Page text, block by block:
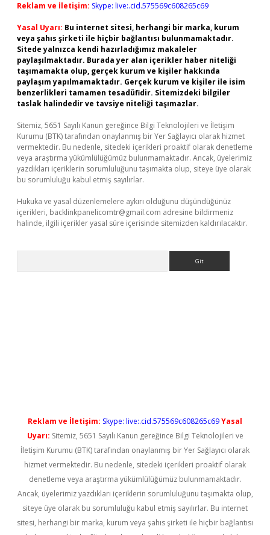
Reklam ve İletişim: Skype: live:.cid.575569c608265c69
Yasal Uyarı: Bu internet sitesi, herhangi bir marka, kurum
veya şahıs şirketi ile hiçbir bağlantısı bulunmamaktadır.
Sitede yalnızca kendi hazırladığımız makaleler
paylaşılmaktadır. Burada yer alan içerikler haber niteliği
taşımamakta olup, gerçek kurum ve kişiler hakkında
paylaşım yapılmamaktadır. Gerçek kurum ve kişiler ile isim
benzerlikleri tamamen tesadüfidir. Sitemizdeki bilgiler
taslak halindedir ve tavsiye niteliği taşımazlar.
Sitemiz, 5651 Sayılı Kanun gereğince Bilgi Teknolojileri ve İletişim
Kurumu (BTK) tarafından onaylanmış bir Yer Sağlayıcı olarak hizmet
vermektedir. Bu nedenle, sitedeki içerikleri proaktif olarak denetleme
veya araştırma yükümlülüğümüz bulunmamaktadır. Ancak, üyelerimiz
yazdıkları içeriklerin sorumluluğunu taşımakta olup, siteye üye olarak
bu sorumluluğu kabul etmiş sayılırlar.
Hukuka ve yasal düzenlemelere aykırı olduğunu düşündüğünüz
içerikleri, backlinkpanelicomtr@gmail.com adresine bildirmeniz
halinde, ilgili içerikler yasal süre içerisinde sitemizden kaldırılacaktır.
Reklam ve İletişim: Skype: live:.cid.575569c608265c69Yasal
Uyarı: Sitemiz, 5651 Sayılı Kanun gereğince Bilgi Teknolojileri ve
İletişim Kurumu (BTK) tarafından onaylanmış bir Yer Sağlayıcı olarak
hizmet vermektedir. Bu nedenle, sitedeki içerikleri proaktif olarak
denetleme veya araştırma yükümlülüğümüz bulunmamaktadır.
Ancak, üyelerimiz yazdıkları içeriklerin sorumluluğunu taşımakta olup,
siteye üye olarak bu sorumluluğu kabul etmiş sayılırlar. Bu internet
sitesi, herhangi bir marka, kurum veya şahıs şirketi ile hiçbir bağlantısı